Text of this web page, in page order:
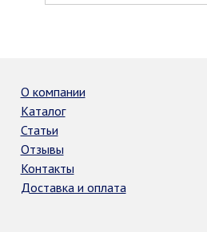
О компании
Каталог
Статьи
Отзывы
Контакты
Доставка и оплата